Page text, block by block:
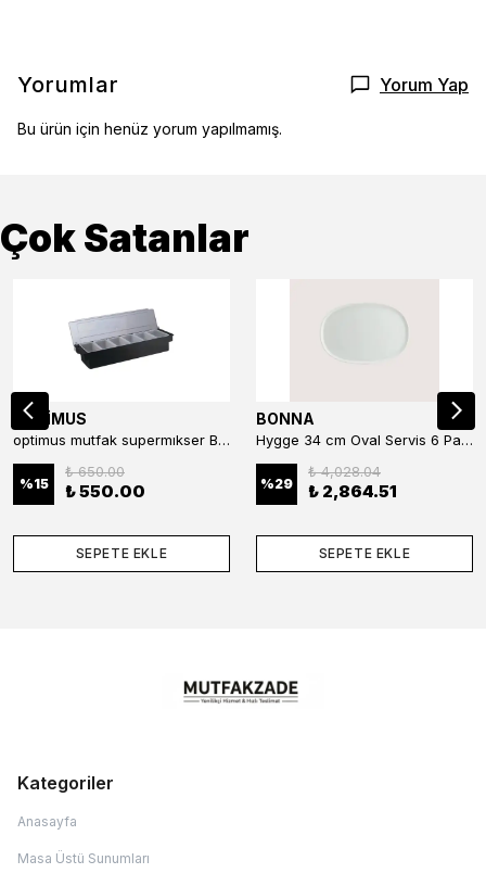
Yorumlar Yorum Yap
Bu ürün için henüz yorum yapılmamış.
Çok Satanlar
OPTİMUS
optimus mutfak supermıkser Bar Konteyner 6'lı 50×16×9 cm Kapaklı Polikarbon Organizer Bar & Kafe
%15
₺ 650.00
₺ 550.00
SEPETE EKLE
BONNA
Hygge 34 cm Oval Servis 6 Parça
%29
₺ 4,028.04
₺ 2,864.51
SEPETE EKLE
Kategoriler
Anasayfa
Masa Üstü Sunumları